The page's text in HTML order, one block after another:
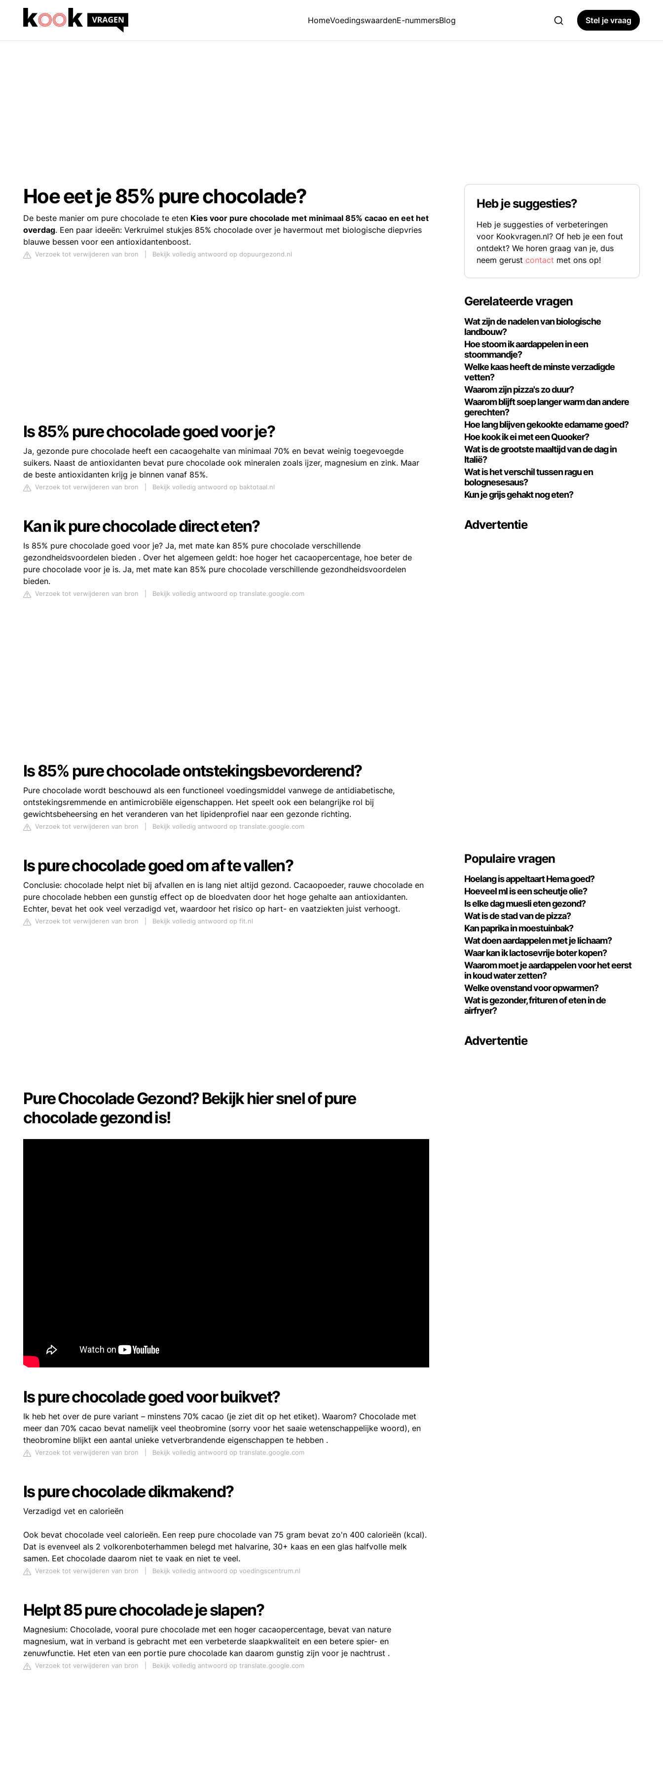
HomeVoedingswaardenE-nummersBlog Stel je vraag
Hoe eet je 85% pure chocolade?
De beste manier om pure chocolade te eten Kies voor pure chocolade met minimaal 85% cacao en eet het
overdag. Een paar ideeën: Verkruimel stukjes 85% chocolade over je havermout met biologische diepvries
blauwe bessen voor een antioxidantenboost.
Verzoek tot verwijderen van bron Bekijk volledig antwoord op dopuurgezond.nl
Is 85% pure chocolade goed voor je?
Ja, gezonde pure chocolade heeft een cacaogehalte van minimaal 70% en bevat weinig toegevoegde
suikers. Naast de antioxidanten bevat pure chocolade ook mineralen zoals ijzer, magnesium en zink. Maar
de beste antioxidanten krijg je binnen vanaf 85%.
Verzoek tot verwijderen van bron Bekijk volledig antwoord op baktotaal.nl
Kan ik pure chocolade direct eten?
Is 85% pure chocolade goed voor je? Ja, met mate kan 85% pure chocolade verschillende
gezondheidsvoordelen bieden . Over het algemeen geldt: hoe hoger het cacaopercentage, hoe beter de
pure chocolade voor je is. Ja, met mate kan 85% pure chocolade verschillende gezondheidsvoordelen
bieden.
Verzoek tot verwijderen van bron Bekijk volledig antwoord op translate.google.com
Is 85% pure chocolade ontstekingsbevorderend?
Pure chocolade wordt beschouwd als een functioneel voedingsmiddel vanwege de antidiabetische,
ontstekingsremmende en antimicrobiële eigenschappen. Het speelt ook een belangrijke rol bij
gewichtsbeheersing en het veranderen van het lipidenprofiel naar een gezonde richting.
Verzoek tot verwijderen van bron Bekijk volledig antwoord op translate.google.com
Is pure chocolade goed om af te vallen?
Conclusie: chocolade helpt niet bij afvallen en is lang niet altijd gezond. Cacaopoeder, rauwe chocolade en
pure chocolade hebben een gunstig effect op de bloedvaten door het hoge gehalte aan antioxidanten.
Echter, bevat het ook veel verzadigd vet, waardoor het risico op hart- en vaatziekten juist verhoogt.
Verzoek tot verwijderen van bron Bekijk volledig antwoord op fit.nl
Pure Chocolade Gezond? Bekijk hier snel of pure
chocolade gezond is!
Is pure chocolade goed voor buikvet?
Ik heb het over de pure variant – minstens 70% cacao (je ziet dit op het etiket). Waarom? Chocolade met
meer dan 70% cacao bevat namelijk veel theobromine (sorry voor het saaie wetenschappelijke woord), en
theobromine blijkt een aantal unieke vetverbrandende eigenschappen te hebben .
Verzoek tot verwijderen van bron Bekijk volledig antwoord op translate.google.com
Is pure chocolade dikmakend?
Verzadigd vet en calorieën
Ook bevat chocolade veel calorieën. Een reep pure chocolade van 75 gram bevat zo'n 400 calorieën (kcal).
Dat is evenveel als 2 volkorenboterhammen belegd met halvarine, 30+ kaas en een glas halfvolle melk
samen. Eet chocolade daarom niet te vaak en niet te veel.
Verzoek tot verwijderen van bron Bekijk volledig antwoord op voedingscentrum.nl
Helpt 85 pure chocolade je slapen?
Magnesium: Chocolade, vooral pure chocolade met een hoger cacaopercentage, bevat van nature
magnesium, wat in verband is gebracht met een verbeterde slaapkwaliteit en een betere spier- en
zenuwfunctie. Het eten van een portie pure chocolade kan daarom gunstig zijn voor je nachtrust .
Verzoek tot verwijderen van bron Bekijk volledig antwoord op translate.google.com
Heb je suggesties?
Heb je suggesties of verbeteringen
voor Kookvragen.nl? Of heb je een fout
ontdekt? We horen graag van je, dus
neem gerustcontact met ons op!
Gerelateerde vragen
Wat zijn de nadelen van biologische
landbouw?
Hoe stoom ik aardappelen in een
stoommandje?
Welke kaas heeft de minste verzadigde
vetten?
Waarom zijn pizza's zo duur?
Waarom blijft soep langer warm dan andere
gerechten?
Hoe lang blijven gekookte edamame goed?
Hoe kook ik ei met een Quooker?
Wat is de grootste maaltijd van de dag in
Italië?
Wat is het verschil tussen ragu en
bolognesesaus?
Kun je grijs gehakt nog eten?
Advertentie
Populaire vragen
Hoelang is appeltaart Hema goed?
Hoeveel ml is een scheutje olie?
Is elke dag muesli eten gezond?
Wat is de stad van de pizza?
Kan paprika in moestuinbak?
Wat doen aardappelen met je lichaam?
Waar kan ik lactosevrije boter kopen?
Waarom moet je aardappelen voor het eerst
in koud water zetten?
Welke ovenstand voor opwarmen?
Wat is gezonder, frituren of eten in de
airfryer?
Advertentie